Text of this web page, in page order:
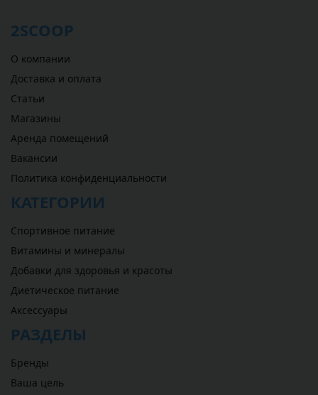
2SCOOP
О компании
Доставка и оплата
Статьи
Магазины
Аренда помещений
Вакансии
Политика конфиденциальности
КАТЕГОРИИ
Спортивное питание
Витамины и минералы
Добавки для здоровья и красоты
Диетическое питание
Аксессуары
РАЗДЕЛЫ
Бренды
Ваша цель